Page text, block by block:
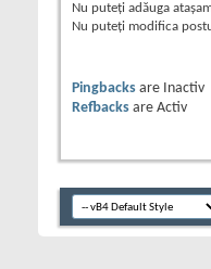
Nu puteţi adăuga
Nu puteţi modifica
Pingbacks are
Inactiv
Refbacks are Activ